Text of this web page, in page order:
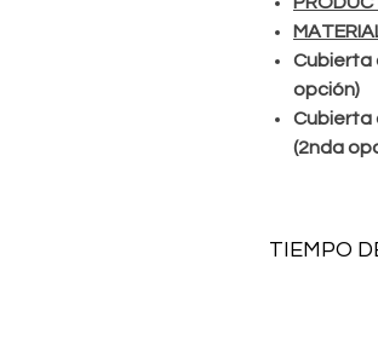
Cubierta
opción)
Cubierta
(2nda
TIEMPO